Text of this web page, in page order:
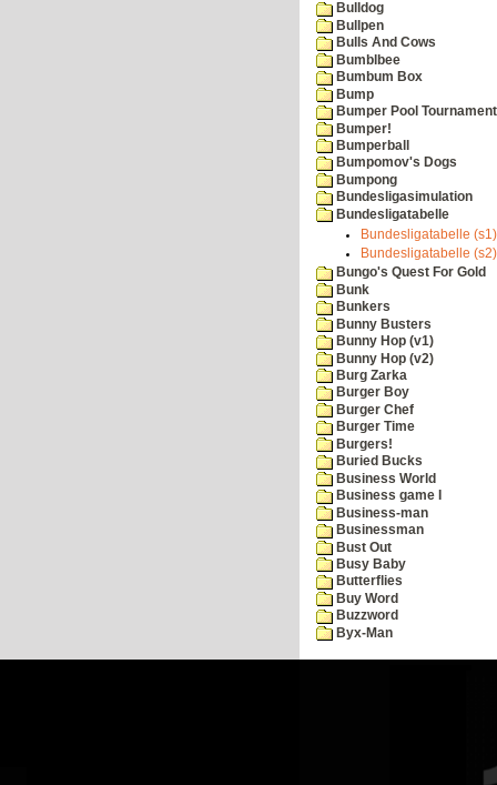
Bulldog
Bullpen
Bulls And Cows
Bumblbee
Bumbum Box
Bump
Bumper Pool Tournament
Bumper!
Bumperball
Bumpomov's Dogs
Bumpong
Bundesligasimulation
Bundesligatabelle
Bundesligatabelle
Bundesligatabelle
Bungo's Quest For Gold
Bunk
Bunkers
Bunny Busters
Bunny Hop (v1)
Bunny Hop (v2)
Burg Zarka
Burger Boy
Burger Chef
Burger Time
Burgers!
Buried Bucks
Business World
Business game I
Business-man
Businessman
Bust Out
Busy Baby
Butterflies
Buy Word
Buzzword
Byx-Man